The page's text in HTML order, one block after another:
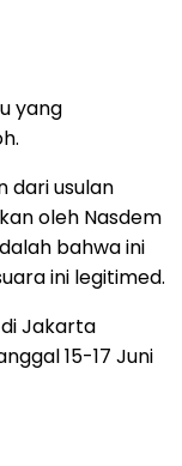
yang
dari usulan
oleh Nasdem
bahwa ini
ini legitimed.
Jakarta
15-17 Juni